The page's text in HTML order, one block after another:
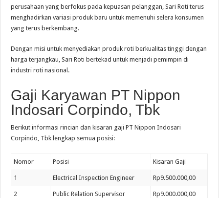
perusahaan yang berfokus pada kepuasan pelanggan, Sari Roti terus
menghadirkan variasi produk baru untuk memenuhi selera konsumen
yang terus berkembang.
Dengan misi untuk menyediakan produk roti berkualitas tinggi dengan
harga terjangkau, Sari Roti bertekad untuk menjadi pemimpin di
industri roti nasional.
Gaji Karyawan PT Nippon
Indosari Corpindo, Tbk
Berikut informasi rincian dan kisaran gaji PT Nippon Indosari
Corpindo, Tbk lengkap semua posisi:
Nomor Posisi Kisaran Gaji
1 Electrical Inspection Engineer Rp9.500.000,00
2 Public Relation Supervisor Rp9.000.000,00